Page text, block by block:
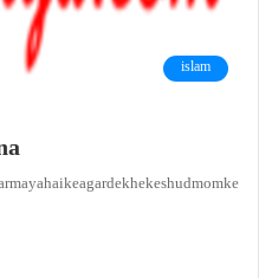
islam
hai ke agar dekhe ke shud mom ke